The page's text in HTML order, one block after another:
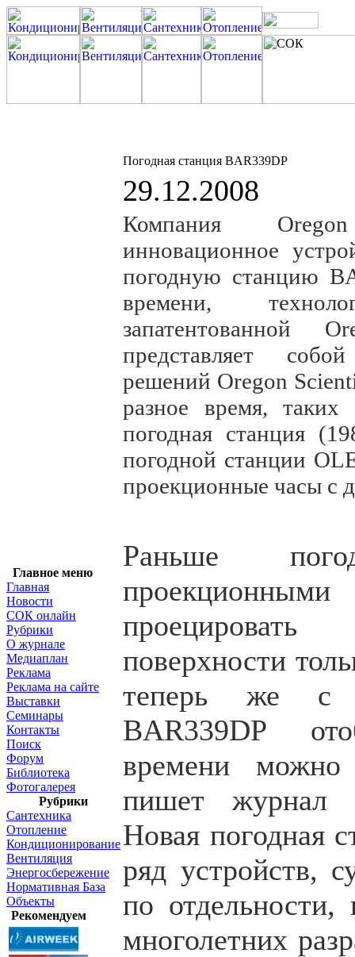
Главное меню
Главная
Новости
СОК онлайн
Рубрики
О журнале
Медиаплан
Реклама
Реклама на сайте
Выставки
Семинары
Контакты
Поиск
Форум
Библиотека
Фотогалерея
Рубрики
Сантехника
Отопление
Кондиционирование
Вентиляция
Энергосбережение
Нормативная База
Объекты
Рекомендуем
Погодная станция BAR339DP
29.12.2008
Компания
инновационное
погодную станцию
времени,
запатентованной
представляет
решений Oregon
разное время,
погодная станция
погодной станции
проекционные часы с
Раньше
поверхности
теперь же с
BAR339DP
времени можно
пишет журнал
Новая погодная
ряд устройств,
по отдельности,
многолетних